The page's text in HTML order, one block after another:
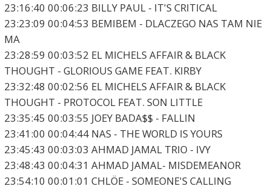
23:16:40 00:06:23 BILLY PAUL - IT'S CRITICAL
23:23:09 00:04:53 BEMIBEM - DLACZEGO NAS TAM NIE
MA
23:28:59 00:03:52 EL MICHELS AFFAIR & BLACK
THOUGHT - GLORIOUS GAME FEAT. KIRBY
23:32:48 00:02:56 EL MICHELS AFFAIR & BLACK
THOUGHT - PROTOCOL FEAT. SON LITTLE
23:35:45 00:03:55 JOEY BADA$$ - FALLIN
23:41:00 00:04:44 NAS - THE WORLD IS YOURS
23:45:43 00:03:03 AHMAD JAMAL TRIO - IVY
23:48:43 00:04:31 AHMAD JAMAL- MISDEMEANOR
23:54:10 00:01:01 CHLÖE - SOMEONE'S CALLING